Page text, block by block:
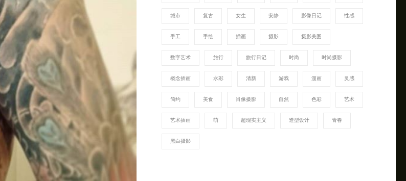
城市 复古 女生 安静 影像日记 性感
手工 手绘 插画 摄影 摄影美图
数字艺术 旅行 旅行日记 时尚 时尚摄影
概念插画 水彩 清新 游戏 漫画 灵感
简约 美食 肖像摄影 自然 色彩 艺术
艺术插画 萌 超现实主义 造型设计 青春
黑白摄影